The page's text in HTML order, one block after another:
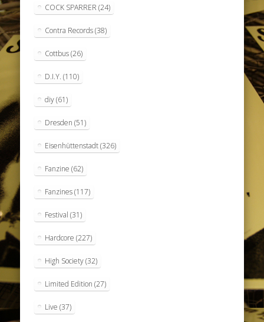
COCK SPARRER (24)
Contra Records(38)
Cottbus(26)
D.I.Y. (110)
diy(61)
Dresden (51)
Eisenhüttenstadt(326)
Fanzine (62)
Fanzines(117)
Festival (31)
Hardcore (227)
High Society(32)
Limited Edition (27)
Live (37)